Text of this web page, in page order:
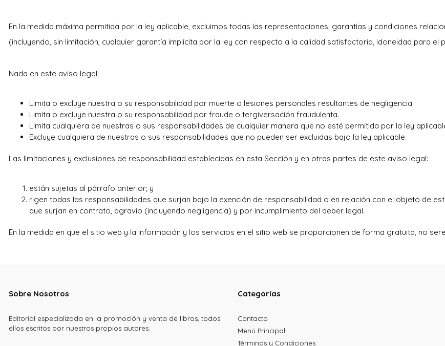
En la medida máxima permitida por la ley aplicable, excluimos todas las representaciones, garantías y condiciones
(incluyendo, sin limitación, cualquier garantía implícita por la ley con respecto a la calidad satisfactoria, idoneidad para
Nada en este aviso legal:
Limita o excluye nuestra o su responsabilidad por muerte o lesiones personales resultantes de negligencia.
Limita o excluye nuestra o su responsabilidad por fraude o tergiversación fraudulenta.
Limita cualquiera de nuestras o sus responsabilidades de cualquier manera que no esté permitida por la ley
Excluye cualquiera de nuestras o sus responsabilidades que no pueden ser excluidas bajo la ley aplicable.
Las limitaciones y exclusiones de responsabilidad establecidas en esta Sección y en otras partes de este aviso legal:
están sujetas al párrafo anterior; y
rigen todas las responsabilidades que surjan bajo la exención de responsabilidad o en relación con el objeto de
que surjan en contrato, agravio (incluyendo negligencia) y por incumplimiento del deber legal.
En la medida en que el sitio web y la información y los servicios en el sitio web se proporcionen de forma gratuita, no
Sobre Nosotros
Editorial especializada en la promoción y venta de libros, todos
ellos escritos por nuestros propios autores.
Categorías
Contacto
Menú Principal
Términos y Condiciones